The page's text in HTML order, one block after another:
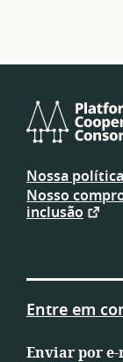
Platform
Cooperativism
Consortium
Nossa
Nosso
inclusão
Entre em
Enviar por